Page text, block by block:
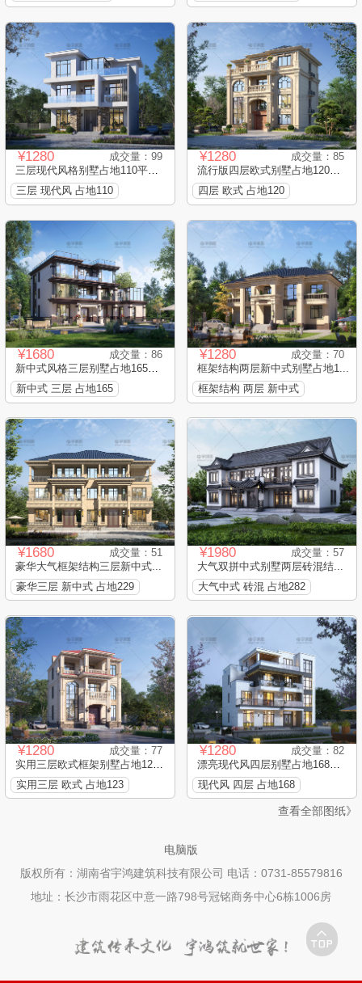
¥1280
成交量：99
三层现代风格别墅占地110平框...
三层 现代风 占地110
¥1280
成交量：85
流行版四层欧式别墅占地120平...
四层 欧式 占地120
¥1680
成交量：86
新中式风格三层别墅占地165平...
新中式 三层 占地165
¥1280
成交量：70
框架结构两层新中式别墅占地1...
框架结构 两层 新中式
¥1680
成交量：51
豪华大气框架结构三层新中式...
豪华三层 新中式 占地229
¥1980
成交量：57
大气双拼中式别墅两层砖混结...
大气中式 砖混 占地282
¥1280
成交量：77
实用三层欧式框架别墅占地123...
实用三层 欧式 占地123
¥1280
成交量：82
漂亮现代风四层别墅占地168平...
现代风 四层 占地168
查看全部图纸》
电脑版
版权所有：湖南省宇鸿建筑科技有限公司 电话：0731-85579816
地址：长沙市雨花区中意一路798号冠铭商务中心6栋1006房